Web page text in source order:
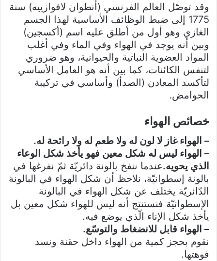
وقد توصّل العالم الفرنسي (أنطوان لافوازييه) سنة
1775 إلى ضبط الوظائف الأساسية لهذا الجسم
الغازي وهو أول من أطلق عليه اسم (أكسجين)
وبين أنه يوجد في الهواء وفي الماء وفي أغلب
المواد العضوية النباتية والحيوانية، وهو ضروري
لتنفس الكائنات، كما بين أنه هو العامل الأساسي
لتأكسد المعادن (الصدأ) وأساسي في تركيبة
الحوامض.
خصائص الهواء
– الهواء غاز لا لون له ولا طعم له ولا رائحة له.
– الهواء ليس له شكل معين فهو يأخذ شكل الوعاء
الذي يحويه.عندما ننفخ بالونة دائريّة ثمّ نفرغها في
بالونة إسطوانيّة، نلاحظ أن شكل الهواء في البالونة
الدّائريّة يختلف عن شكل الهواء في البالونة
الإسطوانيّة فنستنتج أنه ليس للهواء شكل معين بل
يأخذ شكل الإناء الّذي يوضع فيه.
– الهواء قابل للانضغاط والتوسّع.
نقوم بحجز كمية من الهواء داخل حقنة ونسد
فوهتها.